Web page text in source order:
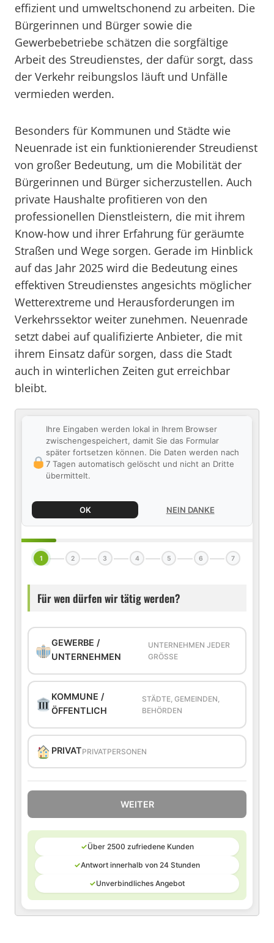
effizient und umweltschonend zu arbeiten. Die
Bürgerinnen und Bürger sowie die
Gewerbebetriebe schätzen die sorgfältige
Arbeit des Streudienstes, der dafür sorgt, dass
der Verkehr reibungslos läuft und Unfälle
vermieden werden.
Besonders für Kommunen und Städte wie
Neuenrade ist ein funktionierender Streudienst
von großer Bedeutung, um die Mobilität der
Bürgerinnen und Bürger sicherzustellen. Auch
private Haushalte profitieren von den
professionellen Dienstleistern, die mit ihrem
Know-how und ihrer Erfahrung für geräumte
Straßen und Wege sorgen. Gerade im Hinblick
auf das Jahr 2025 wird die Bedeutung eines
effektiven Streudienstes angesichts möglicher
Wetterextreme und Herausforderungen im
Verkehrssektor weiter zunehmen. Neuenrade
setzt dabei auf qualifizierte Anbieter, die mit
ihrem Einsatz dafür sorgen, dass die Stadt
auch in winterlichen Zeiten gut erreichbar
bleibt.
Ihre Eingaben werden lokal in Ihrem Browser
zwischengespeichert, damit Sie das Formular
später fortsetzen können. Die Daten werden nach
7 Tagen automatisch gelöscht und nicht an Dritte
übermittelt.
OK NEIN DANKE
1 2 3 4 5 6 7
Für wen dürfen wir tätig werden?
GEWERBE /
UNTERNEHMEN
UNTERNEHMEN JEDER
GRÖSSE
KOMMUNE /
ÖFFENTLICH
STÄDTE, GEMEINDEN,
BEHÖRDEN
PRIVATPRIVATPERSONEN
WEITER
✓Über 2500 zufriedene Kunden
✓Antwort innerhalb von 24 Stunden
✓Unverbindliches Angebot